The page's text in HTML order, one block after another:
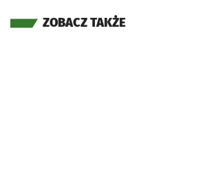
ZOBACZ TAKŻE